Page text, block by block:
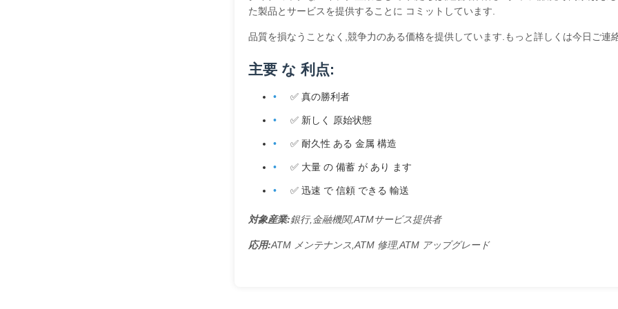
た製品とサービスを提供することに コミットしています.
品質を損なうことなく,競争力のある価格を提供しています.もっと詳しくは今日ご連
主要 な 利点:
✅ 真の勝利者
✅ 新しく 原始状態
✅ 耐久性 ある 金属 構造
✅ 大量 の 備蓄 が あり ます
✅ 迅速 で 信頼 できる 輸送
対象産業:銀行,金融機関,ATMサービス提供者
応用:ATM メンテナンス,ATM 修理,ATM アップグレード